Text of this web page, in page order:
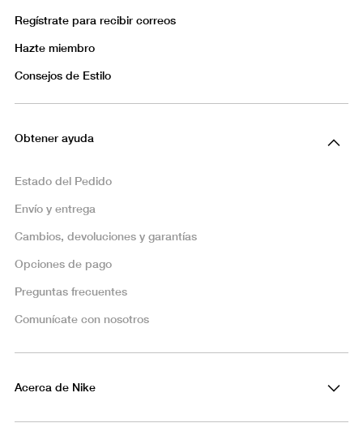
Regístrate para recibir correos
Hazte miembro
Consejos de Estilo
Obtener ayuda
Estado del Pedido
Envío y entrega
Cambios, devoluciones y garantías
Opciones de pago
Preguntas frecuentes
Comunícate con nosotros
Acerca de Nike